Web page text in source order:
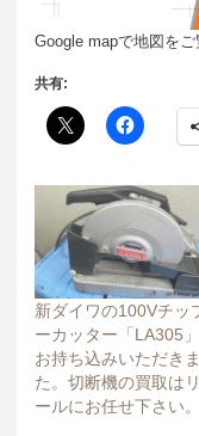
Google mapで地図を
共有:
新ダイワの100Vチッ
ーカッター「LA305
お持ち込みいただき
た。切断機の買取は
ールにお任せ下さい。